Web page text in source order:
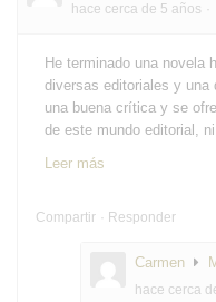
hace cerca de 5 años
He terminado una novela
diversas editoriales y una
una buena crítica y se
de este mundo editorial,
Leer más
Compartir Responder
Carmen
hace cerca